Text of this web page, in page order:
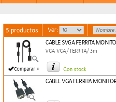
5 productos Ver:
Comparar »
CABLE SVGA FERRITA
VGA-VGA/ FERRITA/ 3m
Con stock
CABLE VGA FERRITA